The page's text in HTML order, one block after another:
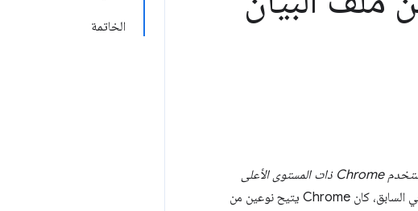
الخاتمة
الإضافات مباشرةً في واجهة مستخدم Chrome ذات المستوى الأعلى
. الإجراء هو زرّ رمز يمكنه فتح نافذة منبثقة أو تفعيل بعض الوظائف في الإضافة. في السابق، كان Chrome يتيح نوعين من